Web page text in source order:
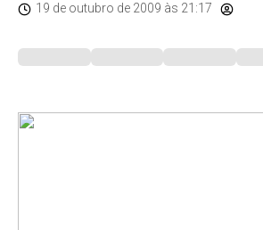
19 de outubro de 2009 às 21:17